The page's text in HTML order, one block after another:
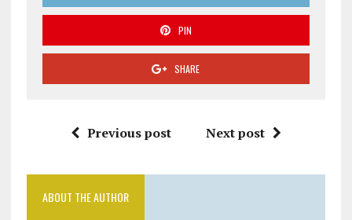
PIN
SHARE
Previous post Next post
ABOUT THE AUTHOR